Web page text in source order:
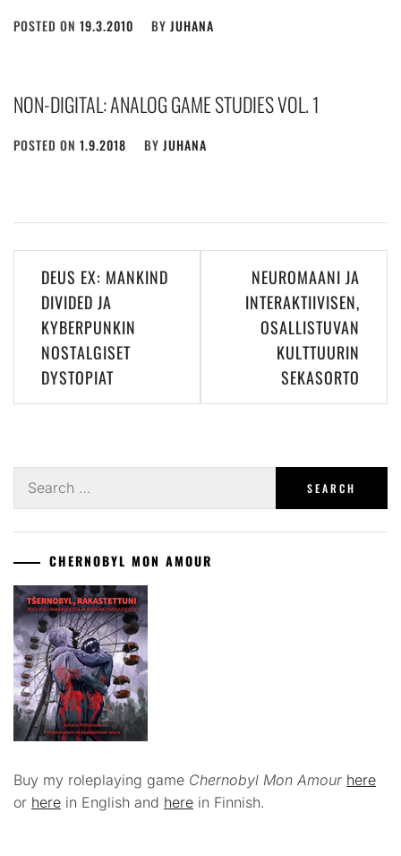
POSTED ON 19.3.2010 BY JUHANA
NON-DIGITAL: ANALOG GAME STUDIES VOL. 1
POSTED ON 1.9.2018 BY JUHANA
Post
navigation
DEUS EX: MANKIND
DIVIDED JA
KYBERPUNKIN
NOSTALGISET
DYSTOPIAT
NEUROMAANI JA
INTERAKTIIVISEN,
OSALLISTUVAN
KULTTUURIN
SEKASORTO
for:
CHERNOBYL MON AMOUR
Buy my roleplaying game Chernobyl Mon Amour here
or here in English and here in Finnish.